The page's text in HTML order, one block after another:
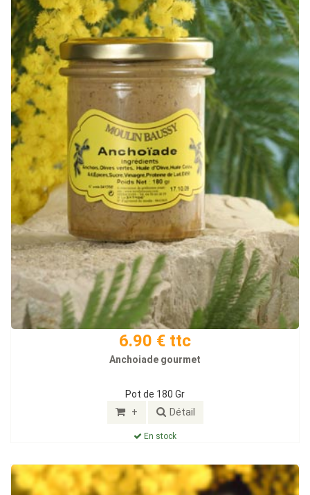
6.90 € ttc
Anchoiade gourmet
Pot de 180 Gr
+ Détail
En stock